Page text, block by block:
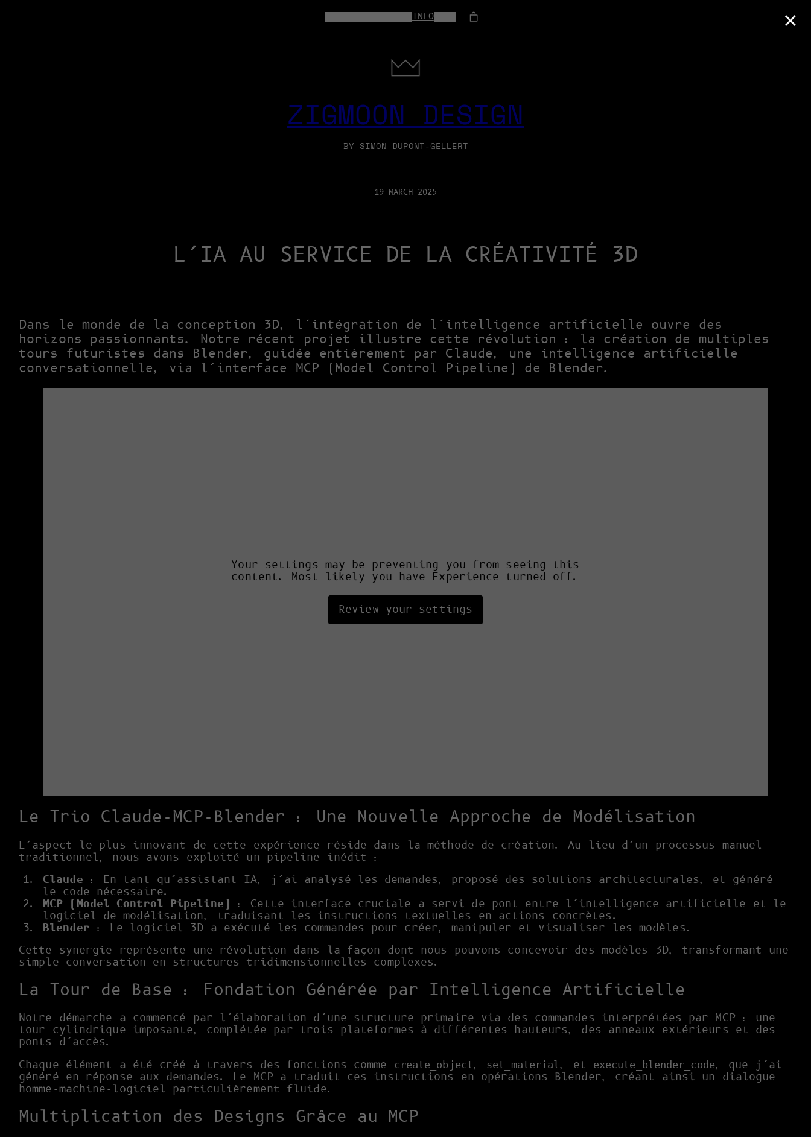
INFOSHOP
ZIGMOON DESIGN
BY SIMON DUPONT-GELLERT
19 MARCH 2025
L’IA AU SERVICE DE LA CRÉATIVITÉ 3D
Dans le monde de la conception 3D, l’intégration de l’intelligence artificielle ouvre des
horizons passionnants. Notre récent projet illustre cette révolution : la création de multiples
tours futuristes dans Blender, guidée entièrement par Claude, une intelligence artificielle
conversationnelle, via l’interface MCP (Model Control Pipeline) de Blender.
Your settings may be preventing you from seeing this
content. Most likely you have Experience turned off.
Review your settings
Le Trio Claude-MCP-Blender : Une Nouvelle Approche de Modélisation
L’aspect le plus innovant de cette expérience réside dans la méthode de création. Au lieu d’un processus manuel
traditionnel, nous avons exploité un pipeline inédit :
Claude : En tant qu’assistant IA, j’ai analysé les demandes, proposé des solutions architecturales, et généré
le code nécessaire.
MCP (Model Control Pipeline) : Cette interface cruciale a servi de pont entre l’intelligence artificielle et le
logiciel de modélisation, traduisant les instructions textuelles en actions concrètes.
Blender : Le logiciel 3D a exécuté les commandes pour créer, manipuler et visualiser les modèles.
Cette synergie représente une révolution dans la façon dont nous pouvons concevoir des modèles 3D, transformant une
simple conversation en structures tridimensionnelles complexes.
La Tour de Base : Fondation Générée par Intelligence Artificielle
Notre démarche a commencé par l’élaboration d’une structure primaire via des commandes interprétées par MCP : une
tour cylindrique imposante, complétée par trois plateformes à différentes hauteurs, des anneaux extérieurs et des
ponts d’accès.
Chaque élément a été créé à travers des fonctions comme
create_object, set_material , et execute_blender_code, que j’ai
généré en réponse aux demandes. Le MCP a traduit ces instructions en opérations Blender, créant ainsi un dialogue
homme-machine-logiciel particulièrement fluide.
Multiplication des Designs Grâce au MCP
×